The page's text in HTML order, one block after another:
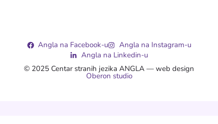
Angla na Facebook-u
Angla na Instagram-u
Angla na Linkedin-u
© 2025 Centar stranih jezika ANGLA — web design
Oberon studio